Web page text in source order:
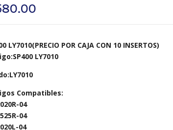
LY7010(PRECIO POR CAJA CON 10 INSERTOS)
LY7010
Compatibles:
04
04
04